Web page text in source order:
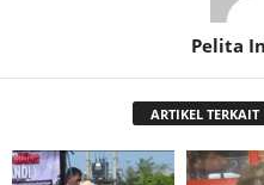
Pelita
ARTIKEL TERKAIT